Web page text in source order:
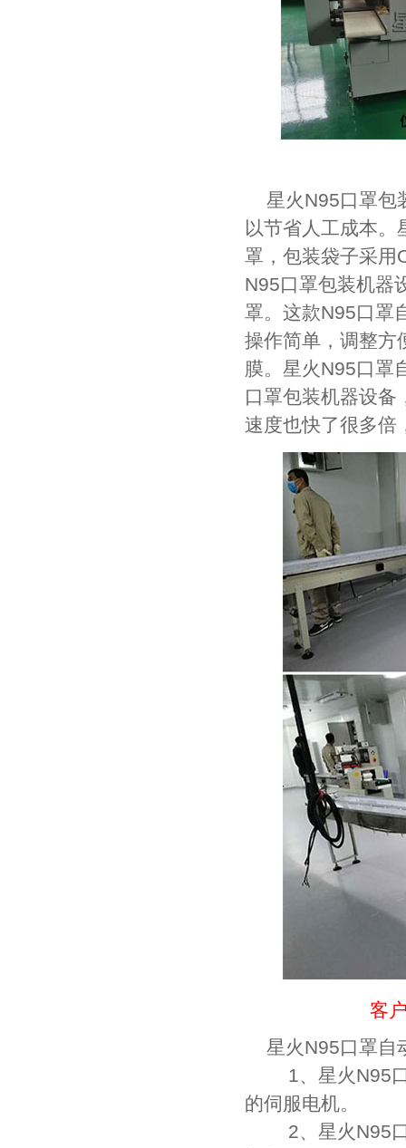
星火N95口罩包
以节省人工成本
罩，包装袋子采用
N95口罩包装机器
罩。这款N95口罩
操作简单，调整方
膜。星火N95口罩
口罩包装机器设备
速度也快了很多倍
客
星火N95口罩自
1、星火N95口
的伺服电机。
2、星火N95口